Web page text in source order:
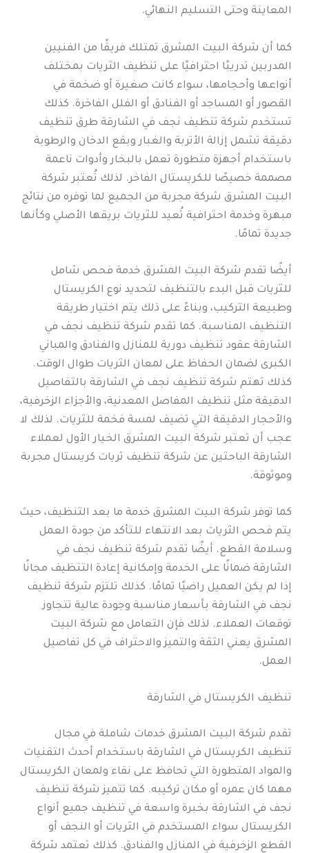
المعاينة وحتى التسليم النهائي.
كما أن شركة البيت المشرق تمتلك فريقًا من الفنيين
المدربين تدريبًا احترافيًا على تنظيف الثريات بمختلف
أنواعها وأحجامها، سواء كانت صغيرة أو ضخمة في
القصور أو المساجد أو الفنادق أو الفلل الفاخرة. كذلك
تستخدم شركة تنظيف نجف في الشارقة طرق تنظيف
دقيقة تشمل إزالة الأتربة والغبار وبقع الدخان والرطوبة
باستخدام أجهزة متطورة تعمل بالبخار وأدوات ناعمة
مصممة خصيصًا للكريستال الفاخر. لذلك تُعتبر شركة
البيت المشرق شركة مجربة من الجميع لما توفره من نتائج
مبهرة وخدمة احترافية تُعيد للثريات بريقها الأصلي وكأنها
جديدة تمامًا.
أيضًا تقدم شركة البيت المشرق خدمة فحص شامل
للثريات قبل البدء بالتنظيف لتحديد نوع الكريستال
وطبيعة التركيب، وبناءً على ذلك يتم اختيار طريقة
التنظيف المناسبة. كما تقدم شركة تنظيف نجف في
الشارقة عقود تنظيف دورية للمنازل والفنادق والمباني
الكبرى لضمان الحفاظ على لمعان الثريات طوال الوقت.
كذلك تهتم شركة تنظيف نجف في الشارقة بالتفاصيل
الدقيقة مثل تنظيف المفاصل المعدنية، والأجزاء الزخرفية،
والأحجار الدقيقة التي تضيف لمسة فخمة للثريات. لذلك لا
عجب أن تعتبر شركة البيت المشرق الخيار الأول لعملاء
الشارقة الباحثين عن شركة تنظيف ثريات كريستال مجربة
وموثوقة.
كما توفر شركة البيت المشرق خدمة ما بعد التنظيف، حيث
يتم فحص الثريات بعد الانتهاء للتأكد من جودة العمل
وسلامة القطع. أيضًا تقدم شركة تنظيف نجف في
الشارقة ضمانًا على الخدمة وإمكانية إعادة التنظيف مجانًا
إذا لم يكن العميل راضيًا تمامًا. كذلك تلتزم شركة تنظيف
نجف في الشارقة بأسعار مناسبة وجودة عالية تتجاوز
توقعات العملاء. لذلك فإن التعامل مع شركة البيت
المشرق يعني الثقة والتميز والاحتراف في كل تفاصيل
العمل.
تنظيف الكريستال في الشارقة
تقدم شركة البيت المشرق خدمات شاملة في مجال
تنظيف الكريستال في الشارقة باستخدام أحدث التقنيات
والمواد المتطورة التي تحافظ على نقاء ولمعان الكريستال
مهما كان عمره أو مكان تركيبه. كما تتميز شركة تنظيف
نجف في الشارقة بخبرة واسعة في تنظيف جميع أنواع
الكريستال سواء المستخدم في الثريات أو النجف أو
القطع الزخرفية في المنازل والفنادق. كذلك تعتمد شركة